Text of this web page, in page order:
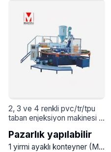
2, 3 ve 4 renkli pvc/tr/tpu
taban enjeksiyon makinesi
-
veya dört farklı renkte
ayakkabı tabanı üretimini
Pazarlık yapılabilir
1 yirmi ayaklı konteyner(MSM